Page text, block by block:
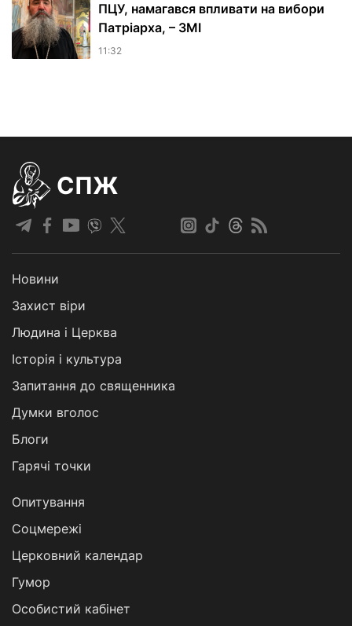
ПЦУ, намагався впливати на вибори
Патріарха, – ЗМІ
11:32
СПЖ
Новини
Захист віри
Людина і Церква
Історія і культура
Запитання до священника
Думки вголос
Блоги
Гарячі точки
Опитування
Соцмережі
Церковний календар
Гумор
Особистий кабінет